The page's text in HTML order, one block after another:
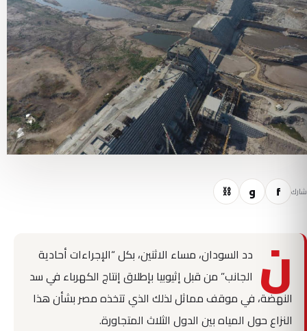
شارك f و ⛓
ن دد السودان، مساء الاثنين، بكل “الإجراءات أحادية
الجانب” من قبل إثيوبيا بإطلاق إنتاج الكهرباء في سد
النهضة، في موقف مماثل لذلك الذي تتخذه مصر بشأن هذا
النزاع حول المياه بين الدول الثلاث المتجاورة.